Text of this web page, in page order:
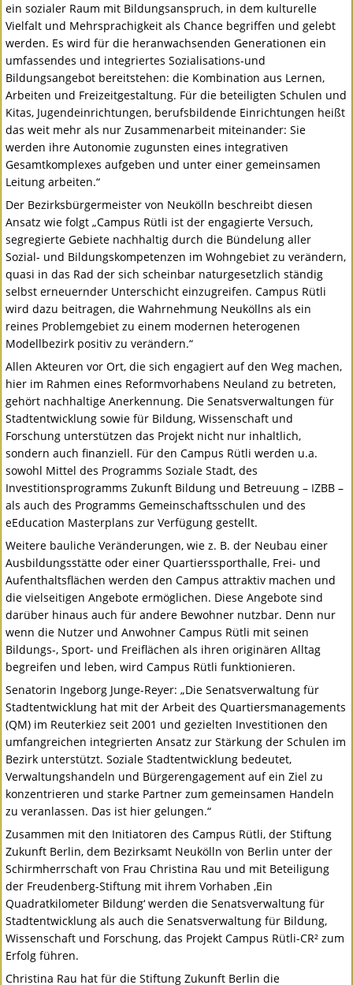
ein sozialer Raum mit Bildungsanspruch, in dem kulturelle
Vielfalt und Mehrsprachigkeit als Chance begriffen und gelebt
werden. Es wird für die heranwachsenden Generationen ein
umfassendes und integriertes Sozialisations-und
Bildungsangebot bereitstehen: die Kombination aus Lernen,
Arbeiten und Freizeitgestaltung. Für die beteiligten Schulen und
Kitas, Jugendeinrichtungen, berufsbildende Einrichtungen heißt
das weit mehr als nur Zusammenarbeit miteinander: Sie
werden ihre Autonomie zugunsten eines integrativen
Gesamtkomplexes aufgeben und unter einer gemeinsamen
Leitung arbeiten.“
Der Bezirksbürgermeister von Neukölln beschreibt diesen
Ansatz wie folgt „Campus Rütli ist der engagierte Versuch,
segregierte Gebiete nachhaltig durch die Bündelung aller
Sozial- und Bildungskompetenzen im Wohngebiet zu verändern,
quasi in das Rad der sich scheinbar naturgesetzlich ständig
selbst erneuernder Unterschicht einzugreifen. Campus Rütli
wird dazu beitragen, die Wahrnehmung Neuköllns als ein
reines Problemgebiet zu einem modernen heterogenen
Modellbezirk positiv zu verändern.“
Allen Akteuren vor Ort, die sich engagiert auf den Weg machen,
hier im Rahmen eines Reformvorhabens Neuland zu betreten,
gehört nachhaltige Anerkennung. Die Senatsverwaltungen für
Stadtentwicklung sowie für Bildung, Wissenschaft und
Forschung unterstützen das Projekt nicht nur inhaltlich,
sondern auch finanziell. Für den Campus Rütli werden u.a.
sowohl Mittel des Programms Soziale Stadt, des
Investitionsprogramms Zukunft Bildung und Betreuung – IZBB –
als auch des Programms Gemeinschaftsschulen und des
eEducation Masterplans zur Verfügung gestellt.
Weitere bauliche Veränderungen, wie z. B. der Neubau einer
Ausbildungsstätte oder einer Quartierssporthalle, Frei- und
Aufenthaltsflächen werden den Campus attraktiv machen und
die vielseitigen Angebote ermöglichen. Diese Angebote sind
darüber hinaus auch für andere Bewohner nutzbar. Denn nur
wenn die Nutzer und Anwohner Campus Rütli mit seinen
Bildungs-, Sport- und Freiflächen als ihren originären Alltag
begreifen und leben, wird Campus Rütli funktionieren.
Senatorin Ingeborg Junge-Reyer: „Die Senatsverwaltung für
Stadtentwicklung hat mit der Arbeit des Quartiersmanagements
(QM) im Reuterkiez seit 2001 und gezielten Investitionen den
umfangreichen integrierten Ansatz zur Stärkung der Schulen im
Bezirk unterstützt. Soziale Stadtentwicklung bedeutet,
Verwaltungshandeln und Bürgerengagement auf ein Ziel zu
konzentrieren und starke Partner zum gemeinsamen Handeln
zu veranlassen. Das ist hier gelungen.“
Zusammen mit den Initiatoren des Campus Rütli, der Stiftung
Zukunft Berlin, dem Bezirksamt Neukölln von Berlin unter der
Schirmherrschaft von Frau Christina Rau und mit Beteiligung
der Freudenberg-Stiftung mit ihrem Vorhaben ‚Ein
Quadratkilometer Bildung‘ werden die Senatsverwaltung für
Stadtentwicklung als auch die Senatsverwaltung für Bildung,
Wissenschaft und Forschung, das Projekt Campus Rütli-CR² zum
Erfolg führen.
Christina Rau hat für die Stiftung Zukunft Berlin die